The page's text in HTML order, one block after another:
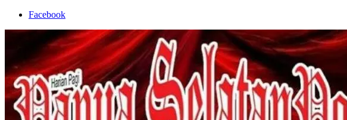
Skip
content
Facebook